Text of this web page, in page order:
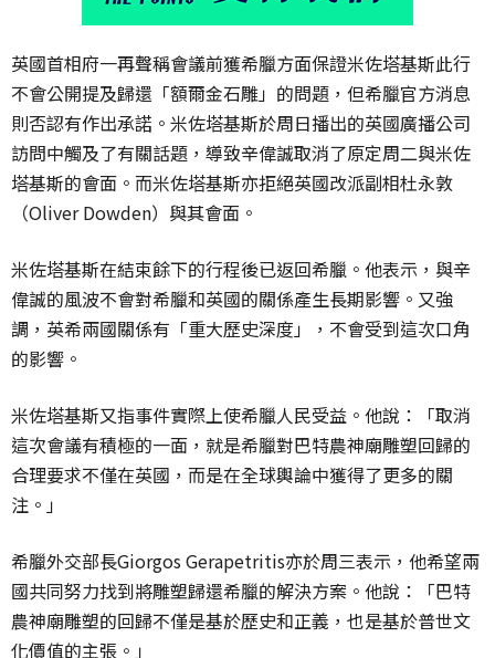
英國首相府一再聲稱會議前獲希臘方面保證米佐塔基斯此行
不會公開提及歸還「額爾金石雕」的問題，但希臘官方消息
則否認有作出承諾。米佐塔基斯於周日播出的英國廣播公司
訪問中觸及了有關話題，導致辛偉誠取消了原定周二與米佐
塔基斯的會面。而米佐塔基斯亦拒絕英國改派副相杜永敦
（Oliver Dowden）與其會面。
米佐塔基斯在結束餘下的行程後已返回希臘。他表示，與辛
偉誠的風波不會對希臘和英國的關係產生長期影響。又強
調，英希兩國關係有「重大歷史深度」，不會受到這次口角
的影響。
米佐塔基斯又指事件實際上使希臘人民受益。他說：「取消
這次會議有積極的一面，就是希臘對巴特農神廟雕塑回歸的
合理要求不僅在英國，而是在全球輿論中獲得了更多的關
注。」
希臘外交部長Giorgos Gerapetritis亦於周三表示，他希望兩
國共同努力找到將雕塑歸還希臘的解決方案。他說：「巴特
農神廟雕塑的回歸不僅是基於歷史和正義，也是基於普世文
化價值的主張。」